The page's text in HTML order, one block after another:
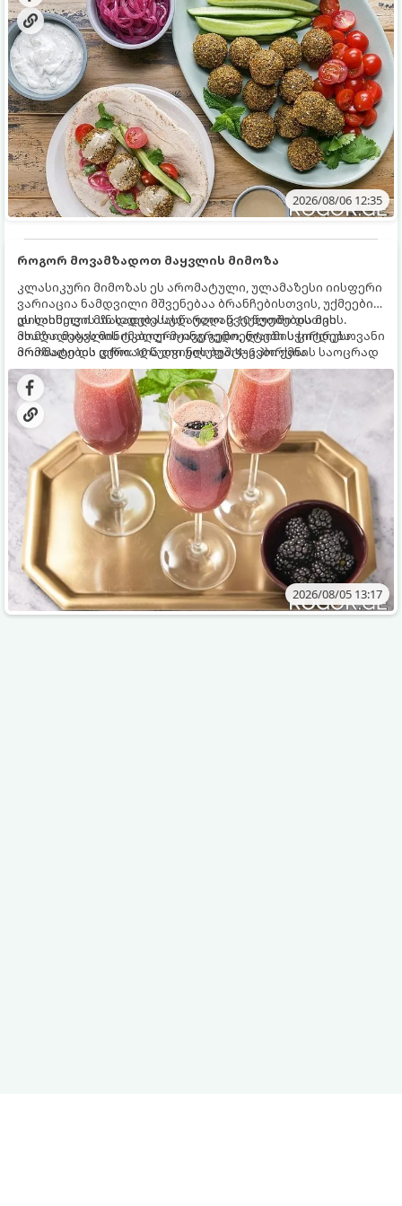
2026/08/06 12:35
როგორ მოვამზადოთ მაყვლის მიმოზა
კლასიკური მიმოზას ეს არომატული, ულამაზესი იისფერი
ვარიაცია ნამდვილი მშვენებაა ბრანჩებისთვის, უქმეების
დილისთვის ან სადღესასწაულო წვეულებებისთვის.
ახალი მაყვლის ტკბილ-მჟავე გემო, ლაიმის ციტრუსოვანი
არომატი და ცქრიალა ღვინის ბუშტუკები ქმნის საოცრად
დახვეწილ და მაგრილებელ კოქტეილს.
ეს სასმელი მზადდება სულ რაღაც 10 წუთში და მის
მომზადებას მინიმალური ინგრედიენტები სჭირდება.
მომზადების დრო: 10 წუთი ულუფა: 4–6 პორცია
2026/08/05 13:17